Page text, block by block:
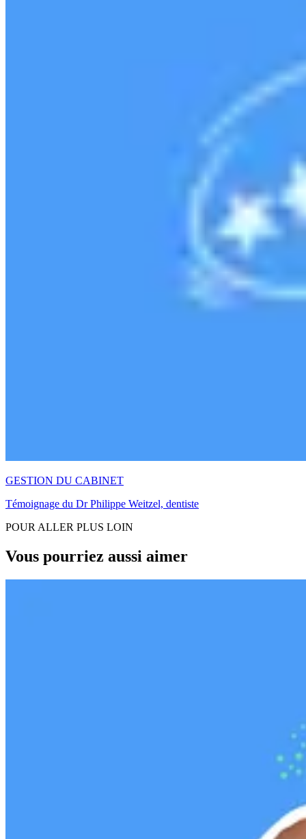
GESTION DU CABINET
Témoignage du Dr Philippe Weitzel, dentiste
POUR ALLER PLUS LOIN
Vous pourriez aussi aimer